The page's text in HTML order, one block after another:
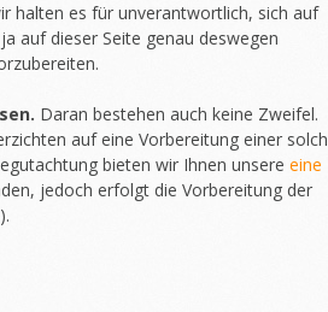
halten es für unverantwortlich, sich auf
auf dieser Seite genau deswegen
Daran bestehen auch keine Zweifel.
auf eine Vorbereitung einer solch
bieten wir Ihnen unsere eine
jedoch erfolgt die Vorbereitung der